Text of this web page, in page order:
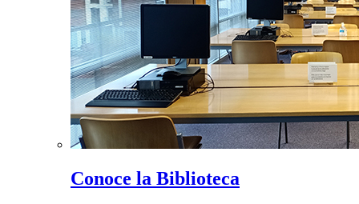
Conoce la Biblioteca